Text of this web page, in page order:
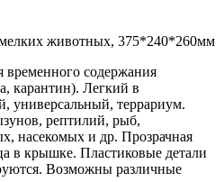
животных, 375*240*260мм
временного содержания
карантин). Легкий в
универсальный, террариум.
рептилий, рыб,
насекомых и др. Прозрачная
в крышке. Пластиковые детали
Возможны различные